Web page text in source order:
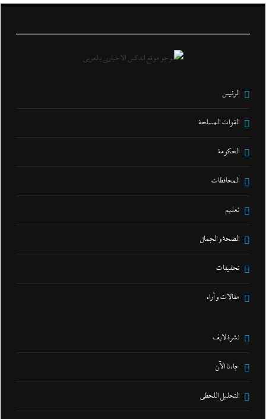
الرئيس
القوات المسلحة
الحكومة
المحافظات
تعليم
الصحة و الجمال
تحقيقات
مقالات و أراء
نشرة لايف
جاءنا الآن
التحليل اللحظي